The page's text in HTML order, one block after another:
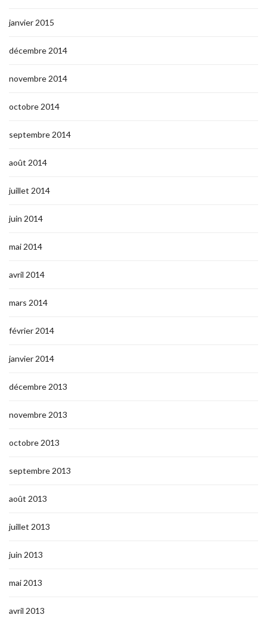
janvier 2015
décembre 2014
novembre 2014
octobre 2014
septembre 2014
août 2014
juillet 2014
juin 2014
mai 2014
avril 2014
mars 2014
février 2014
janvier 2014
décembre 2013
novembre 2013
octobre 2013
septembre 2013
août 2013
juillet 2013
juin 2013
mai 2013
avril 2013